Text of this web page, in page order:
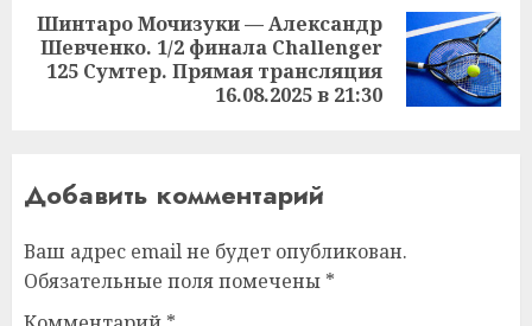
Следующая
запись:
Шинтаро Мочизуки — Александр
Шевченко. 1/2 финала Challenger
125 Сумтер. Прямая трансляция
16.08.2025 в 21:30
Добавить комментарий
Ваш адрес email не будет опубликован.
Обязательные поля помечены *